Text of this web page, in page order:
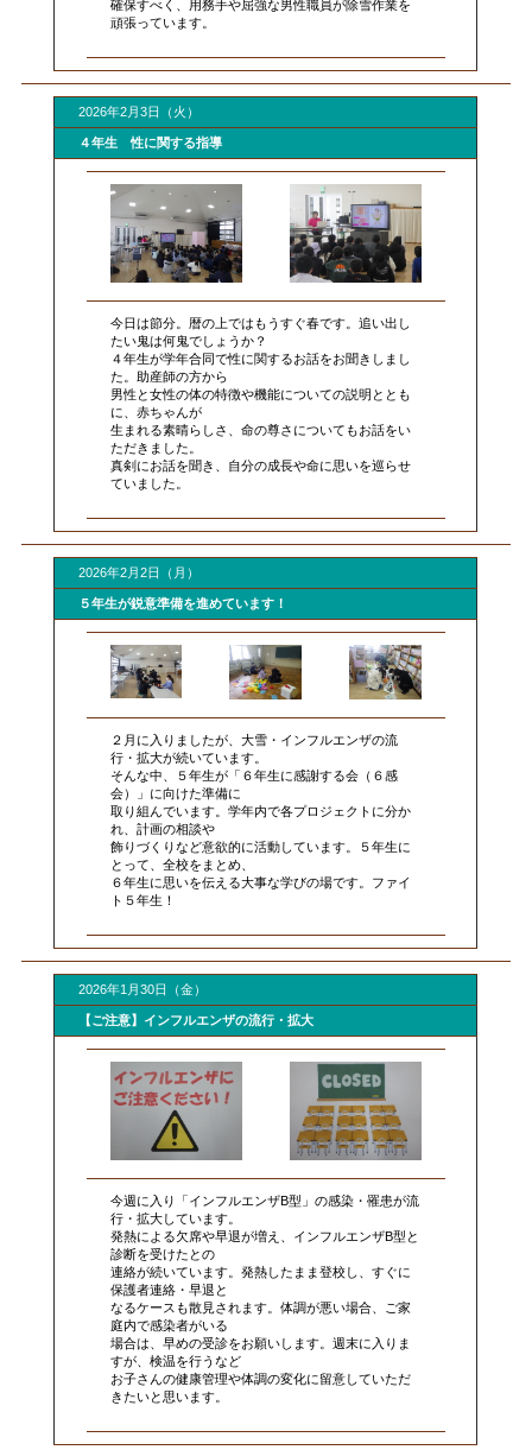
確保すべく、用務手や屈強な男性職員が除雪作業を
頑張っています。
2026年2月3日（火）
４年生 性に関する指導
今日は節分。暦の上ではもうすぐ春です。追い出し
たい鬼は何鬼でしょうか？
４年生が学年合同で性に関するお話をお聞きしまし
た。助産師の方から
男性と女性の体の特徴や機能についての説明ととも
に、赤ちゃんが
生まれる素晴らしさ、命の尊さについてもお話をい
ただきました。
真剣にお話を聞き、自分の成長や命に思いを巡らせ
ていました。
2026年2月2日（月）
５年生が鋭意準備を進めています！
２月に入りましたが、大雪・インフルエンザの流
行・拡大が続いています。
そんな中、５年生が「６年生に感謝する会（６感
会）」に向けた準備に
取り組んでいます。学年内で各プロジェクトに分か
れ、計画の相談や
飾りづくりなど意欲的に活動しています。５年生に
とって、全校をまとめ、
６年生に思いを伝える大事な学びの場です。ファイ
ト５年生！
2026年1月30日（金）
【ご注意】インフルエンザの流行・拡大
今週に入り「インフルエンザB型」の感染・罹患が流
行・拡大しています。
発熱による欠席や早退が増え、インフルエンザB型と
診断を受けたとの
連絡が続いています。発熱したまま登校し、すぐに
保護者連絡・早退と
なるケースも散見されます。体調が悪い場合、ご家
庭内で感染者がいる
場合は、早めの受診をお願いします。週末に入りま
すが、検温を行うなど
お子さんの健康管理や体調の変化に留意していただ
きたいと思います。